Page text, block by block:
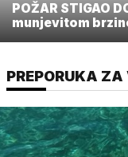
POŽAR STIGAO
munjevitom
PREPORUKA ZA